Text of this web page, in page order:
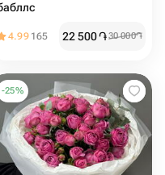
4.99 165 22 500֏30 000֏
-25%